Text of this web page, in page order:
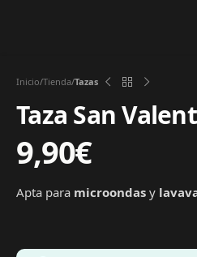
Inicio Tienda Tazas
Taza San
9,90€
Apta para microondas y